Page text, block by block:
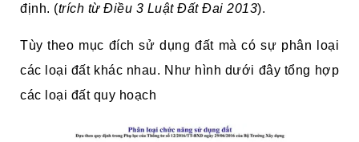
định. (trích từ Điều 3 Luật Đất Đai 2013).
Tùy theo mục đích sử dụng đất mà có sự phân loại
các loại đất khác nhau. Như hình dưới đây tổng hợp
các loại đất quy hoạch